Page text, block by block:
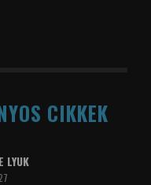
CIKKEK
LYUK